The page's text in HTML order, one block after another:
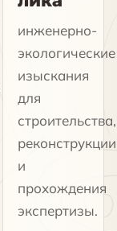
инженерно-
экологические
изыскания
для
строительства,
реконструкции
и
прохождения
экспертизы.